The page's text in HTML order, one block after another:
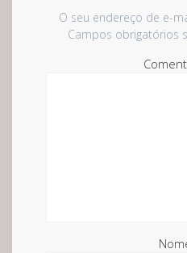
O seu endereço de e-
Campos obrigatórios